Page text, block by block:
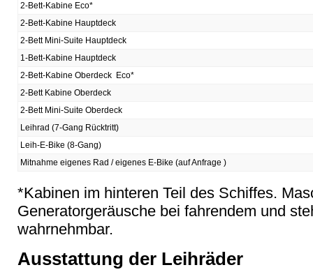
2-Bett-Kabine Eco*
2-Bett-Kabine Hauptdeck
2-Bett Mini-Suite Hauptdeck
1-Bett-Kabine Hauptdeck
2-Bett-Kabine Oberdeck Eco*
2-Bett Kabine Oberdeck
2-Bett Mini-Suite Oberdeck
Leihrad (7-Gang Rücktritt)
Leih-E-Bike (8-Gang)
Mitnahme eigenes Rad / eigenes E-Bike (auf Anfrage )
*Kabinen im hinteren Teil des Schiffes.
Generatorgeräusche bei fahrendem und
wahrnehmbar.
Ausstattung der Leihräder